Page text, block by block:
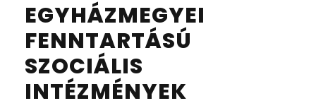
EGYHÁZMEGYEI
FENNTARTÁSÚ
SZOCIÁLIS
INTÉZMÉNYEK